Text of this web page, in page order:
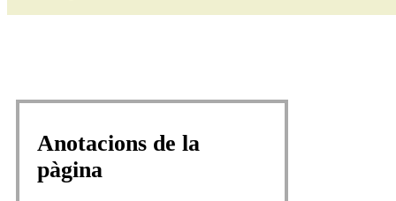
Anotacions de la
pàgina